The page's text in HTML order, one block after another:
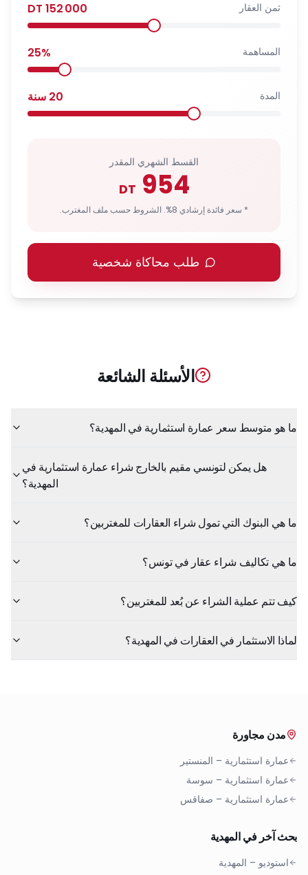
ثمن العقار 152 000
المساهمة 25%
المدة 20 سنة
القسط الشهري المقدر
954
DT
* سعر فائدة إرشادي 8%. الشروط حسب ملف المغترب.
طلب محاكاة شخصية
الأسئلة الشائعة
ما هو متوسط سعر عمارة استثمارية في المهدية؟
هل يمكن لتونسي مقيم بالخارج شراء عمارة استثمارية في
المهدية؟
ما هي البنوك التي تمول شراء العقارات للمغتربين؟
ما هي تكاليف شراء عقار في تونس؟
كيف تتم عملية الشراء عن بُعد للمغتربين؟
لماذا الاستثمار في العقارات في المهدية؟
مدن مجاورة
عمارة استثمارية – المنستير
عمارة استثمارية – سوسة
عمارة استثمارية – صفاقس
بحث آخر في المهدية
استوديو – المهدية